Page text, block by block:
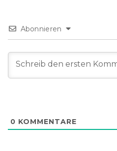
Abonnieren
0 KOMMENTARE